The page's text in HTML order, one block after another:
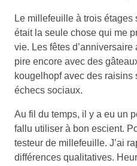
Le millefeuille à trois
était la seule chose qui me
vie. Les fêtes
pire encore avec des
kougelhopf avec des raisins
échecs sociaux.
Au fil du temps, il y a eu un
fallu utiliser à bon escient.
testeur de millefeuille. J’ai
différences qualitatives.